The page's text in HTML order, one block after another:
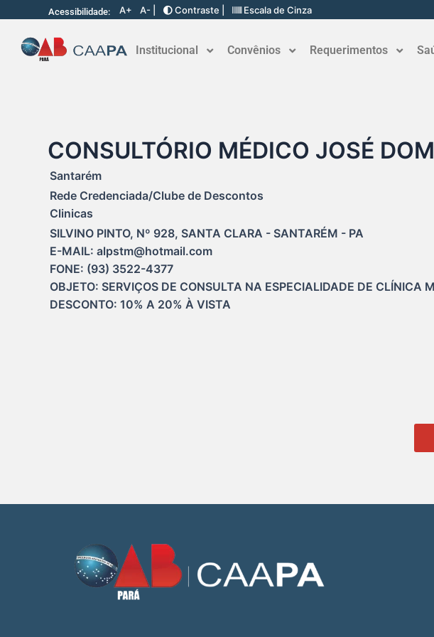
Acessibilidade: A+ A- | Contraste | Escala de Cinza
Institucional Convênios Requerimentos
CONSULTÓRIO MÉDICO JOSÉ
Santarém
Rede Credenciada/Clube de Descontos
Clinicas
SILVINO PINTO, Nº 928, SANTA CLARA - SANTARÉM - PA
E-MAIL: alpstm@hotmail.com
FONE: (93) 3522-4377
OBJETO: SERVIÇOS DE CONSULTA NA ESPECIALIDADE DE CLÍNICA
DESCONTO: 10% A 20% À VISTA